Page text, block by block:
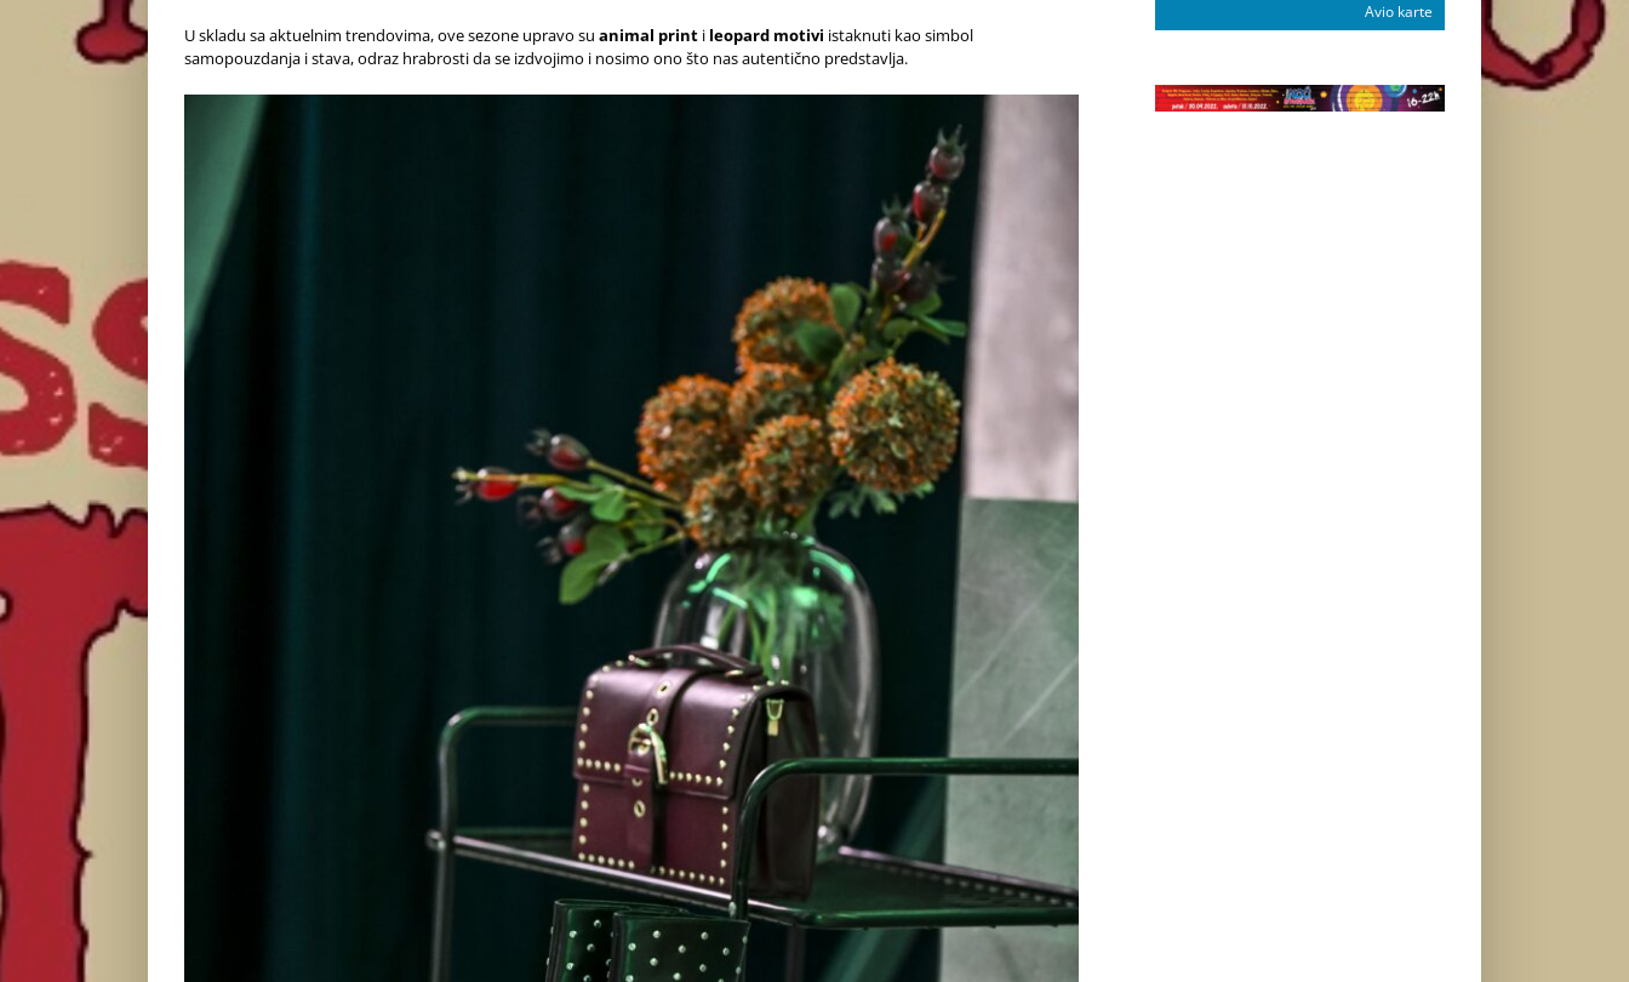
U skladu sa aktuelnim trendovima, ove sezone upravo su animal print i leopard motivi istaknuti kao simbol
samopouzdanja i stava, odraz hrabrosti da se izdvojimo i nosimo ono što nas autentično predstavlja.
Avio karte